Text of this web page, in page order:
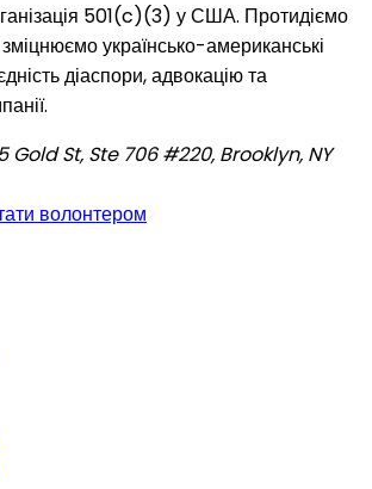
501(c)(3) у США. Протидіємо
українсько-американські
діаспори, адвокацію та
Gold St, Ste 706 #220, Brooklyn, NY
волонтером